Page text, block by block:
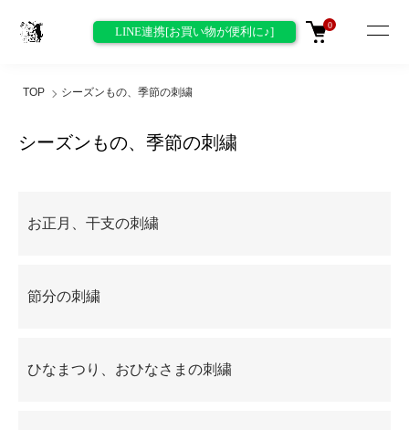
LINE連携[お買い物が便利に♪] 0
TOP シーズンもの、季節の刺繍
シーズンもの、季節の刺繍
お正月、干支の刺繍
節分の刺繍
ひなまつり、おひなさまの刺繍